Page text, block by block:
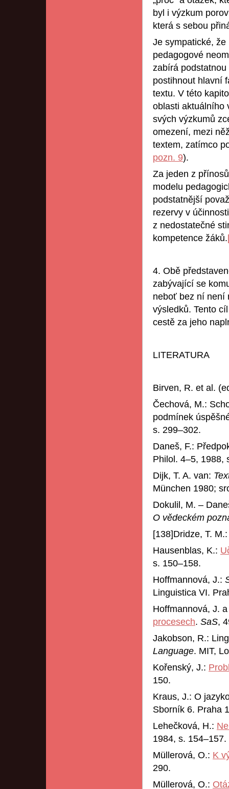
byl i výzkum
která s sebou
Je sympatické,
pedagogové
zabírá
postihnout hlavní
textu. V této
oblasti aktuálního
svých výzkumů
omezení, mezi
textem, zatímco
pozn. 9).
Za jeden z
modelu
podstatnější
rezervy v
z nedostatečné
kompetence žáků.
4. Obě
zabývající se
neboť bez ní není
výsledků. Tento
cestě za jeho
LITERATURA
Birven, R. et al.
Čechová, M.:
podmínek
s. 299–302.
Daneš, F.:
Philol. 4–5, 1988,
Dijk, T. A. van:
München 1980;
Dokulil, M. –
O vědeckém
[138]Dridze, T.
Hausenblas, K.:
s. 150–158.
Hoffmannová, J.:
Linguistica VI.
Hoffmannová, J.
procesech. SaS,
Jakobson, R.:
Language. MIT,
Kořenský, J.:
150.
Kraus, J.: O
Sborník 6. Praha
Lehečková, H.:
1984, s. 154–157.
Müllerová, O.: K
290.
Müllerová, O.: